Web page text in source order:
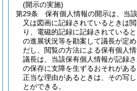
(開示の実施)
第29条
保有個人情報の開示は、当
又は図画に記録されているときは
り、電磁的記録に記録されている
の進展状況等を勘案して議長が定め
だし、閲覧の方法による保有個人
議長は、当該保有個人情報が記録
の保存に支障を生ずるおそれがあ
正当な理由があるときは、その写
とができる。